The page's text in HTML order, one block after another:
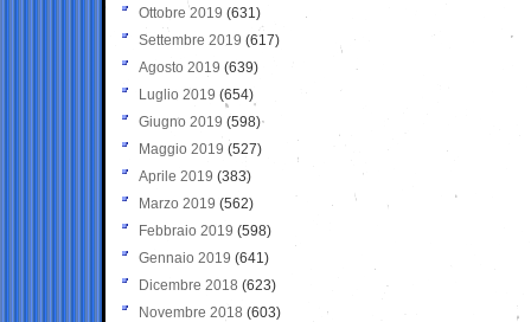
Ottobre 2019 (631)
Settembre 2019 (617)
Agosto 2019 (639)
Luglio 2019 (654)
Giugno 2019 (598)
Maggio 2019 (527)
Aprile 2019 (383)
Marzo 2019 (562)
Febbraio 2019 (598)
Gennaio 2019 (641)
Dicembre 2018 (623)
Novembre 2018 (603)